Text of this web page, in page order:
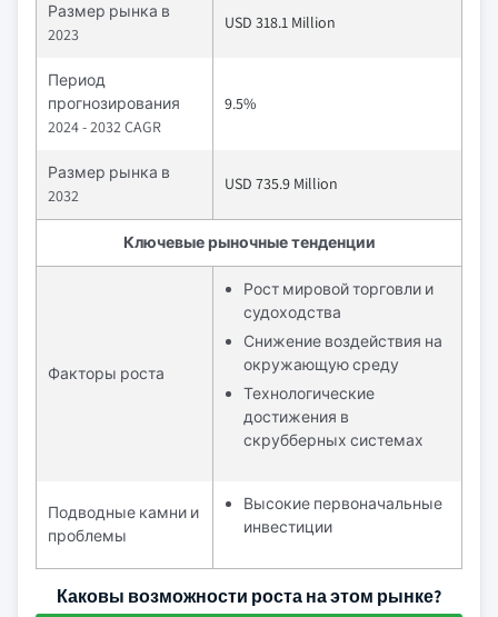
Размер рынка в
2023
USD 318.1 Million
Период
прогнозирования
2024 - 2032 CAGR
9.5%
Размер рынка в
2032
USD 735.9 Million
Ключевые рыночные тенденции
Факторы роста
Рост мировой торговли и
судоходства
Снижение воздействия на
окружающую среду
Технологические
достижения в
скрубберных системах
Подводные камни и
проблемы
Высокие первоначальные
инвестиции
Каковы возможности роста на этом рынке?